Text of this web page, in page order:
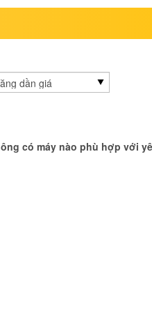
có máy nào phù hợp với